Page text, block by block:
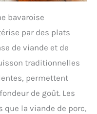
bavaroise
par des plats
de viande et de
traditionnelles
permettent
de goût. Les
la viande de porc,